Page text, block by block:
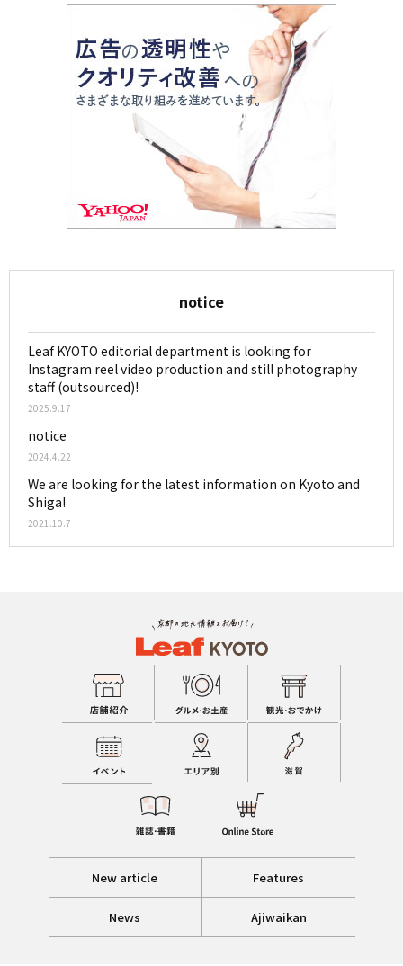
notice
Leaf KYOTO editorial department is looking for
Instagram reel video production and still photography
staff (outsourced)!
2025.9.17
notice
2024.4.22
We are looking for the latest information on Kyoto and
Shiga!
2021.10.7
New article Features
News Ajiwaikan